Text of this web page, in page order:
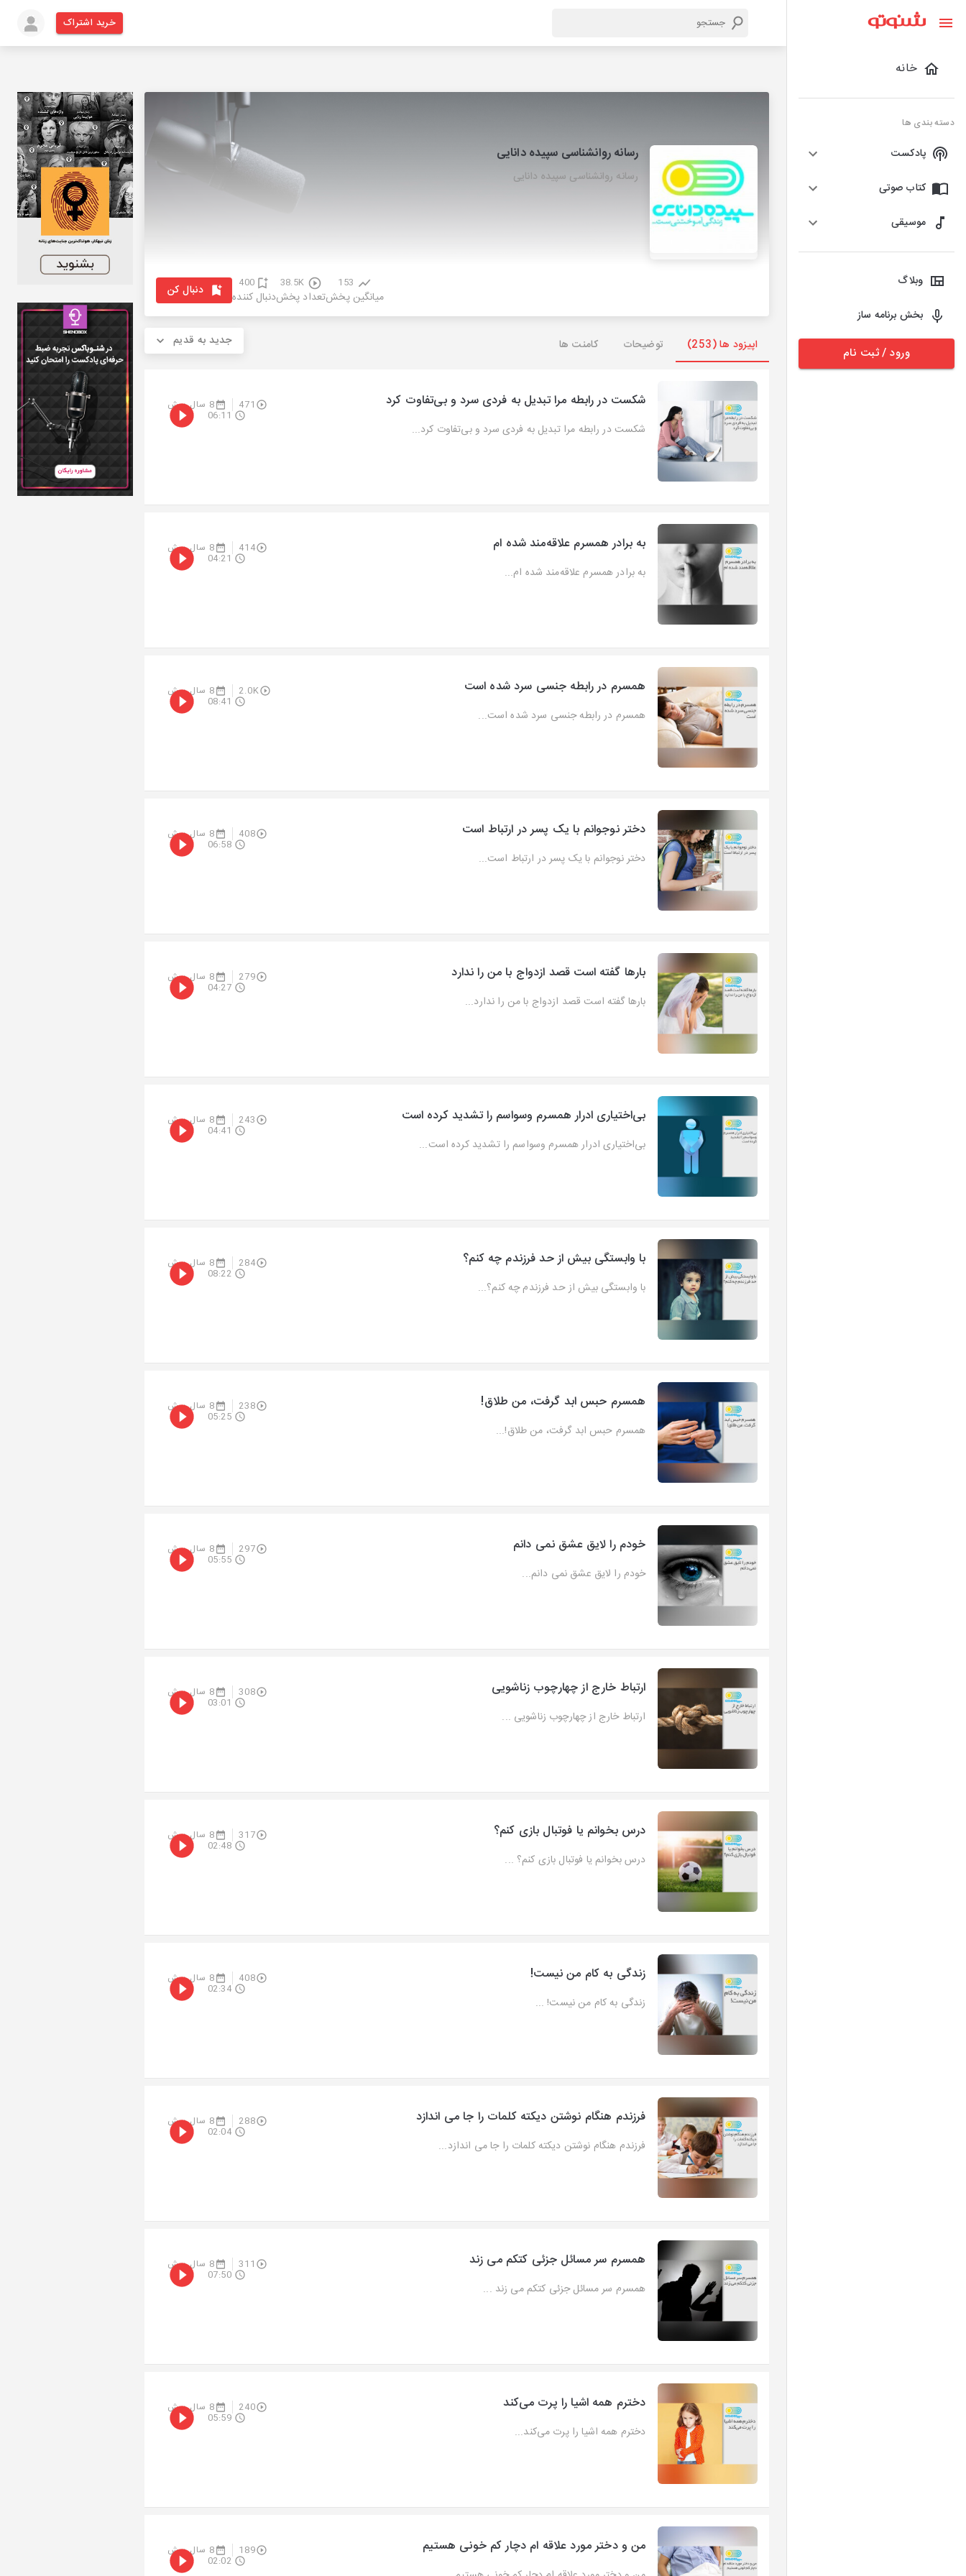
خانه
دسته بندی ها
پادکست
کتاب صوتی
موسیقی
وبلاگ
بخش برنامه ساز
ورود / ثبت نام
خرید اشتراک
رسانه روانشناسی سپیده دانایی
رسانه روانشناسی سپیده دانایی
153
میانگین پخش
38.5K
تعداد پخش
400
دنبال کننده دنبال کن
اپیزود ها (253) توضیحات کامنت ها جدید به قدیم
شکست در رابطه مرا تبدیل به فردی سرد و بی‌تفاوت کرد 471 8 سال پیش
شکست در رابطه مرا تبدیل به فردی سرد و بی‌تفاوت کرد...
06:11
به برادر همسرم علاقه‌مند شده ام 414 8 سال پیش
به برادر همسرم علاقه‌مند شده ام...
04:21
همسرم در رابطه جنسی سرد شده است 2.0K 8 سال پیش
همسرم در رابطه جنسی سرد شده است...
08:41
دختر نوجوانم با یک پسر در ارتباط است 408 8 سال پیش
دختر نوجوانم با یک پسر در ارتباط است...
06:58
بارها گفته است قصد ازدواج با من را ندارد 279 8 سال پیش
بارها گفته است قصد ازدواج با من را ندارد...
04:27
بی‌اختیاری ادرار همسرم وسواسم را تشدید کرده است 243 8 سال پیش
بی‌اختیاری ادرار همسرم وسواسم را تشدید کرده است...
04:41
با وابستگی بیش از حد فرزندم چه کنم؟ 284 8 سال پیش
با وابستگی بیش از حد فرزندم چه کنم؟...
08:22
همسرم حبس ابد گرفت، من طلاق! 238 8 سال پیش
همسرم حبس ابد گرفت، من طلاق!...
05:25
خودم را لایق عشق نمی دانم 297 8 سال پیش
خودم را لایق عشق نمی دانم...
05:55
ارتباط خارج از چهارچوب زناشویی 308 8 سال پیش
ارتباط خارج از چهارچوب زناشویی ...
03:01
درس بخوانم یا فوتبال بازی کنم؟ 317 8 سال پیش
درس بخوانم یا فوتبال بازی کنم؟ ...
02:48
زندگی به کام من نیست! 408 8 سال پیش
زندگی به کام من نیست! ...
02:34
فرزندم هنگام نوشتن دیکته کلمات را جا می اندازد 288 8 سال پیش
فرزندم هنگام نوشتن دیکته کلمات را جا می اندازد...
02:04
همسرم سر مسائل جزئی کتکم می زند 311 8 سال پیش
همسرم سر مسائل جزئی کتکم می زند ...
07:50
دخترم همه اشیا را پرت می‌کند 240 8 سال پیش
دخترم همه اشیا را پرت می‌کند...
05:59
من و دختر مورد علاقه ام دچار کم خونی هستیم 189 8 سال پیش
02:02